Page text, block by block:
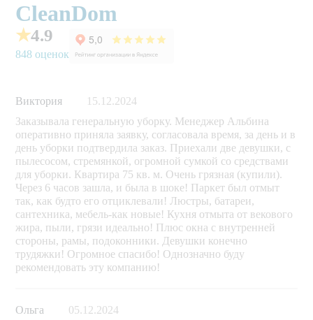
CleanDom
★4.9
848 оценок
Виктория
15.12.2024
Заказывала генеральную уборку. Менеджер Альбина
оперативно приняла заявку, согласовала время, за день и в
день уборки подтвердила заказ. Приехали две девушки, с
пылесосом, стремянкой, огромной сумкой со средствами
для уборки. Квартира 75 кв. м. Очень грязная (купили).
Через 6 часов зашла, и была в шоке! Паркет был отмыт
так, как будто его отциклевали! Люстры, батареи,
сантехника, мебель-как новые! Кухня отмыта от векового
жира, пыли, грязи идеально! Плюс окна с внутренней
стороны, рамы, подоконники. Девушки конечно
трудяжки! Огромное спасибо! Однозначно буду
рекомендовать эту компанию!
Ольга 05.12.2024